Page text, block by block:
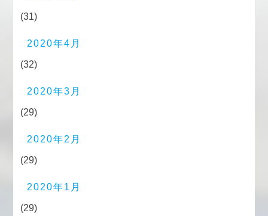
(31)
2020年4月
(32)
2020年3月
(29)
2020年2月
(29)
2020年1月
(29)